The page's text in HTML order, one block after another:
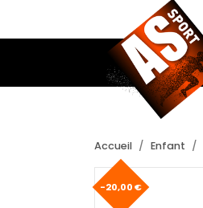
Accueil Enfant
-20,00 €